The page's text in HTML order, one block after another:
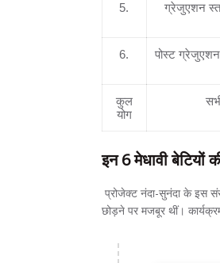
5. ग्रेजुएशन
6.
पोस्ट
कुल
योग
इन 6 मेधावी बेटियों
प्रोजेक्ट नंदा-सुनंदा के इस
छोड़ने पर मजबूर थीं।